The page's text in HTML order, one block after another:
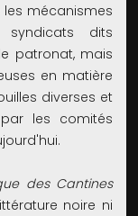
les mécanismes
dits
patronat, mais
en matière
diverses et
les comités
des Cantines
noire ni